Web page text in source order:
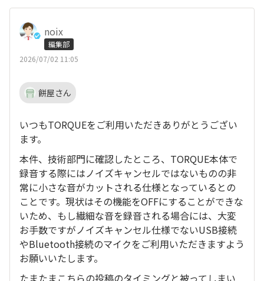
noix
編集部
2026/07/02 11:05
餅屋さん
いつもTORQUEをご利用いただきありがとうござい
ます。
本件、技術部門に確認したところ、TORQUE本体で
録音する際にはノイズキャンセルではないものの非
常に小さな音がカットされる仕様となっているとの
ことです。現状はその機能をOFFにすることができな
いため、もし繊細な音を録音される場合には、大変
お手数ですがノイズキャンセル仕様でないUSB接続
やBluetooth接続のマイクをご利用いただきますよう
お願いいたします。
たまたまこちらの投稿のタイミングと被ってしまい